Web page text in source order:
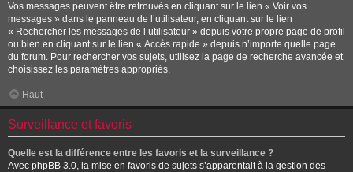
Vos messages peuvent être retrouvés en cliquant sur le lien « Voir vos
messages » dans le panneau de l’utilisateur, en cliquant sur le lien
« Rechercher les messages de l’utilisateur » depuis votre propre page de profil
ou bien en cliquant sur le lien « Accès rapide » depuis n’importe quelle page
du forum. Pour rechercher vos sujets, utilisez la page de recherche avancée et
choisissez les paramètres appropriés.
Haut
Surveillance et favoris
Quelle est la différence entre les favoris et la surveillance ?
Avec phpBB 3.0, la mise en favoris de sujets s’apparentait à la gestion des